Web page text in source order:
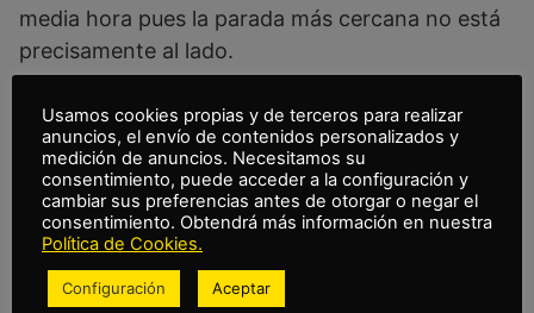
media hora pues la parada más cercana no está
precisamente al lado.
No obstante,nosotros te llevamos y dejamos
justo en tu punto de destino. No importa dónde
se encuentre; dinos la dirección, y el conductor
te llevará hasta allí.
Paga cómodamente
Usamos cookies propias y de terceros para realizar
anuncios, el envío de contenidos personalizados y
medición de anuncios. Necesitamos su
consentimiento, puede acceder a la configuración y
cambiar sus preferencias antes de otorgar o negar el
consentimiento. Obtendrá más información en nuestra
Política de Cookies.
Configuración Aceptar